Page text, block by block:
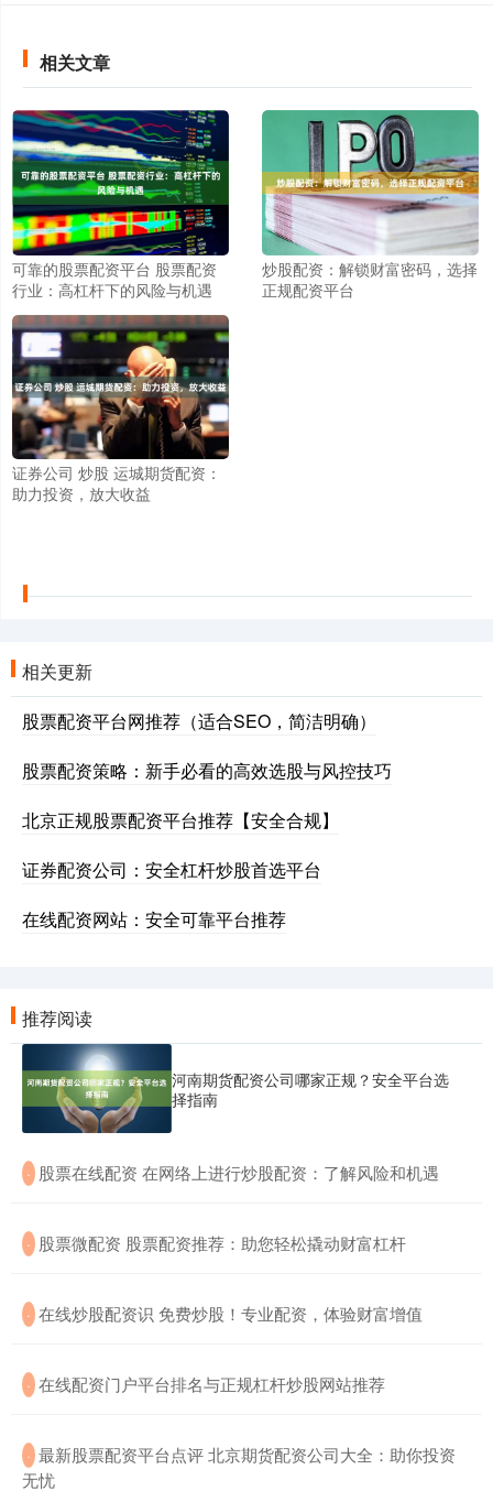
相关文章
可靠的股票配资平台 股票配资
行业：高杠杆下的风险与机遇
炒股配资：解锁财富密码，选择
正规配资平台
证券公司 炒股 运城期货配资：
助力投资，放大收益
相关更新
股票配资平台网推荐（适合SEO，简洁明确）
股票配资策略：新手必看的高效选股与风控技巧
北京正规股票配资平台推荐【安全合规】
证券配资公司：安全杠杆炒股首选平台
在线配资网站：安全可靠平台推荐
推荐阅读
河南期货配资公司哪家正规？安全平台选
择指南
· ​股票在线配资 在网络上进行炒股配资：了解风险和机遇
· ​股票微配资 股票配资推荐：助您轻松撬动财富杠杆
· ​在线炒股配资识 免费炒股！专业配资，体验财富增值
· ​在线配资门户平台排名与正规杠杆炒股网站推荐
· ​最新股票配资平台点评 北京期货配资公司大全：助你投资
无忧